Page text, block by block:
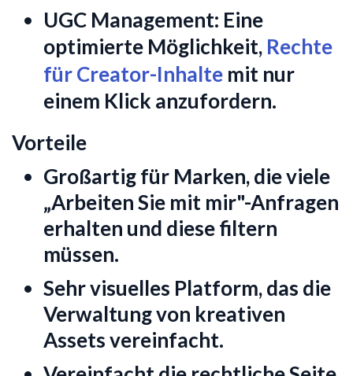
UGC Management: Eine
optimierte Möglichkeit, Rechte
für Creator-Inhalte mit nur
einem Klick anzufordern.
Vorteile
Großartig für Marken, die viele
„Arbeiten Sie mit mir"-Anfragen
erhalten und diese filtern
müssen.
Sehr visuelles Platform, das die
Verwaltung von kreativen
Assets vereinfacht.